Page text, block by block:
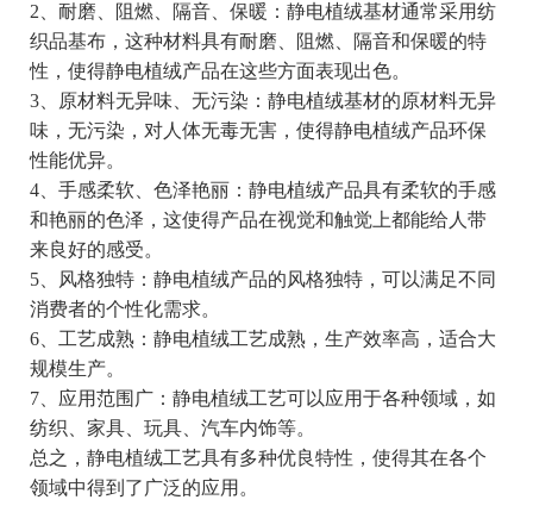
2、耐磨、阻燃、隔音、保暖：静电植绒基材通常采用纺
织品基布，这种材料具有耐磨、阻燃、隔音和保暖的特
性，使得静电植绒产品在这些方面表现出色。
3、原材料无异味、无污染：静电植绒基材的原材料无异
味，无污染，对人体无毒无害，使得静电植绒产品环保
性能优异。
4、手感柔软、色泽艳丽：静电植绒产品具有柔软的手感
和艳丽的色泽，这使得产品在视觉和触觉上都能给人带
来良好的感受。
5、风格独特：静电植绒产品的风格独特，可以满足不同
消费者的个性化需求。
6、工艺成熟：静电植绒工艺成熟，生产效率高，适合大
规模生产。
7、应用范围广：静电植绒工艺可以应用于各种领域，如
纺织、家具、玩具、汽车内饰等。
总之，静电植绒工艺具有多种优良特性，使得其在各个
领域中得到了广泛的应用。